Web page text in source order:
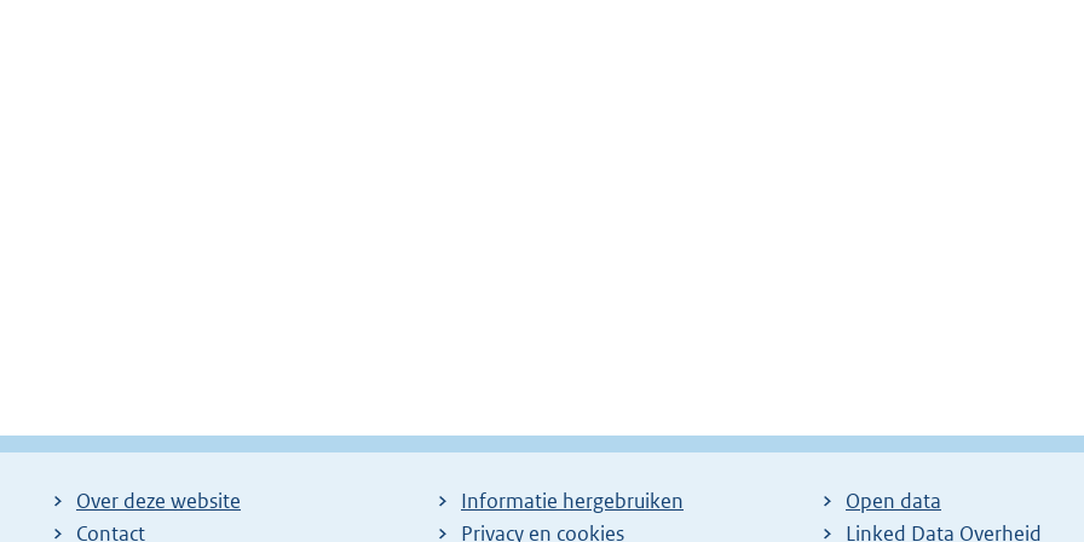
Over deze website
Contact
Informatie hergebruiken
Privacy en cookies
Open data
Linked Data Overheid